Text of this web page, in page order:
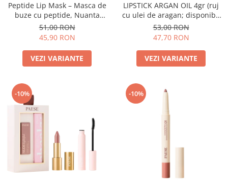
Peptide Lip Mask – Masca de
buze cu peptide, Nuanta
Raspberry - 10g
51,00 RON
45,90 RON
VEZI VARIANTE
LIPSTICK ARGAN OIL 4gr (ruj
cu ulei de aragan; disponibil
in 18 nuante)
53,00 RON
47,70 RON
VEZI VARIANTE
-10% -10%